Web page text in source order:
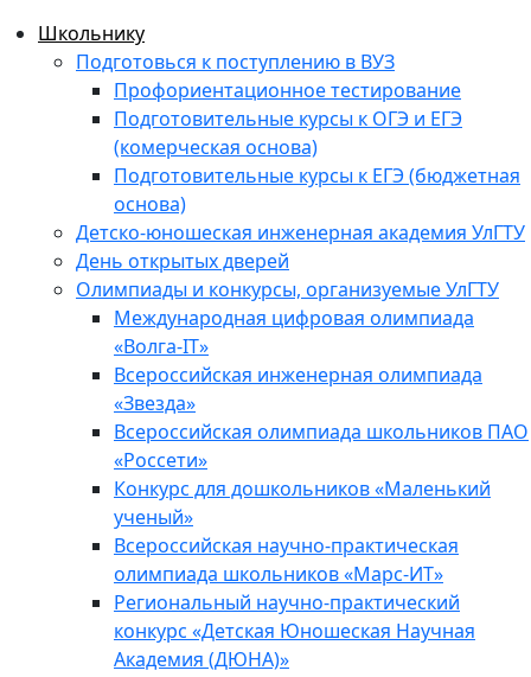
Школьнику
Подготовься к поступлению в ВУЗ
Профориентационное тестирование
Подготовительные курсы к ОГЭ и ЕГЭ
(комерческая основа)
Подготовительные курсы к ЕГЭ (бюджетная
основа)
Детско-юношеская инженерная академия УлГТУ
День открытых дверей
Олимпиады и конкурсы, организуемые УлГТУ
Международная цифровая олимпиада
«Волга-IT»
Всероссийская инженерная олимпиада
«Звезда»
Всероссийская олимпиада школьников ПАО
«Россети»
Конкурс для дошкольников «Маленький
ученый»
Всероссийская научно-практическая
олимпиада школьников «Марс-ИТ»
Региональный научно-практический
конкурс «Детская Юношеская Научная
Академия (ДЮНА)»